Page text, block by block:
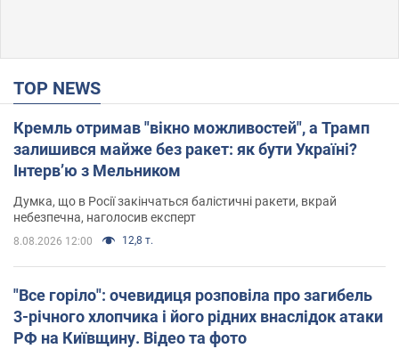
TOP NEWS
Кремль отримав "вікно можливостей", а Трамп
залишився майже без ракет: як бути Україні?
Інтерв’ю з Мельником
Думка, що в Росії закінчаться балістичні ракети, вкрай
небезпечна, наголосив експерт
8.08.2026 12:00 12,8 т.
"Все горіло": очевидиця розповіла про загибель
3-річного хлопчика і його рідних внаслідок атаки
РФ на Київщину. Відео та фото